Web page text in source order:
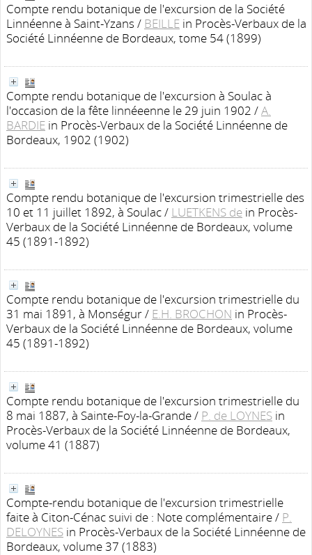
Compte rendu botanique de l'excursion de la Société
Linnéenne à Saint-Yzans / BEILLE in Procès-Verbaux de la
Société Linnéenne de Bordeaux, tome 54 (1899)
Compte rendu botanique de l'excursion à Soulac à
l'occasion de la fête linnéeenne le 29 juin 1902 /A.
BARDIE in Procès-Verbaux de la Société Linnéenne de
Bordeaux, 1902 (1902)
Compte rendu botanique de l'excursion trimestrielle des
10 et 11 juillet 1892, à Soulac/ LUETKENS de in Procès-
Verbaux de la Société Linnéenne de Bordeaux, volume
45 (1891-1892)
Compte rendu botanique de l'excursion trimestrielle du
31 mai 1891, à Monségur/ E.H. BROCHON in Procès-
Verbaux de la Société Linnéenne de Bordeaux, volume
45 (1891-1892)
Compte rendu botanique de l'excursion trimestrielle du
8 mai 1887, à Sainte-Foy-la-Grande/ P. de LOYNES in
Procès-Verbaux de la Société Linnéenne de Bordeaux,
volume 41 (1887)
Compte-rendu botanique de l'excursion trimestrielle
faite à Citon-Cénac suivi de : Note complémentaire/ P.
DELOYNES in Procès-Verbaux de la Société Linnéenne de
Bordeaux, volume 37 (1883)